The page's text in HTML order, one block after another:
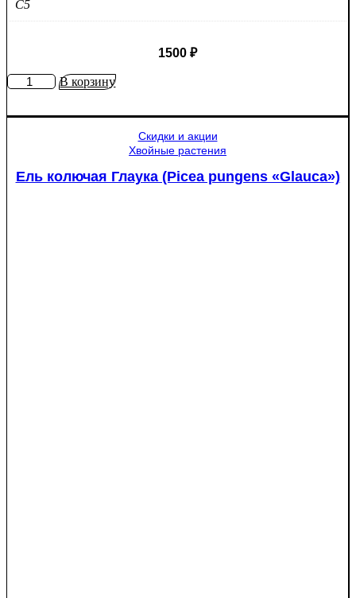
C5
1500 ₽
КоличествоВ корзину
Скидки и акции
Хвойные растения
Ель колючая Глаука (Picea pungens «Glauca»)